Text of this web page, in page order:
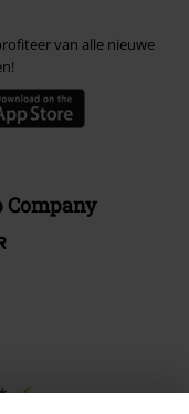
van alle nieuwe
Company